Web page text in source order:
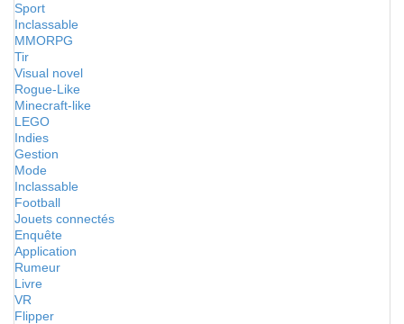
Sport
Inclassable
MMORPG
Tir
Visual novel
Rogue-Like
Minecraft-like
LEGO
Indies
Gestion
Mode
Inclassable
Football
Jouets connectés
Enquête
Application
Rumeur
Livre
VR
Flipper